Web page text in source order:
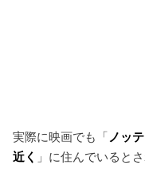
実際に映画でも「 ノッ
近く 」に住んでいると